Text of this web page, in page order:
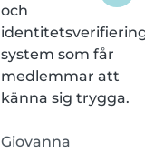
och
system som får
medlemmar att
känna sig trygga.
Giovanna